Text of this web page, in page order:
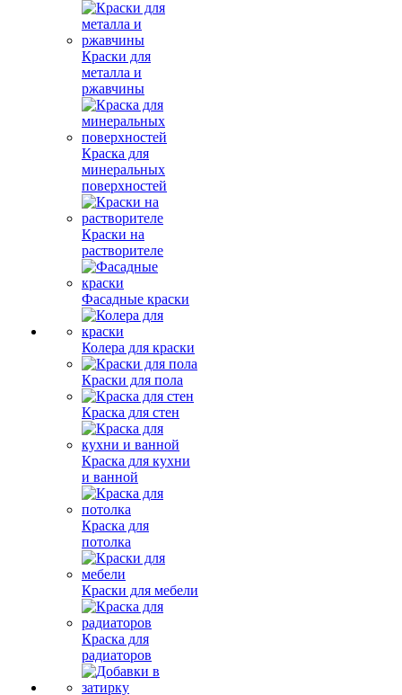
Краски для
металла и
ржавчины
Краска для
минеральных
поверхностей
Краски на
растворителе
Фасадные краски
Колера для краски
Краски для пола
Краска для стен
Краска для кухни
и ванной
Краска для
потолка
Краски для мебели
Краска для
радиаторов